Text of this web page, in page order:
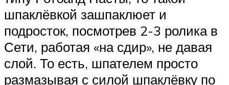
шпаклёвкой зашпаклюет и
подросток, посмотрев 2-3 ролика в
Сети, работая «на сдир», не давая
слой. То есть, шпателем просто
размазывая с силой шпаклёвку по